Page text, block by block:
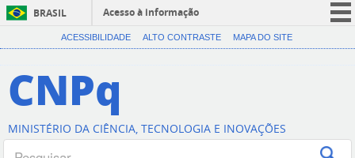
BRASIL
Acesso à informação
CORONAVÍRUS (COVID-19)
Canais
ACESSIBILIDADE ALTO CONTRASTE MAPA DO SITE
CNPq
MINISTÉRIO DA CIÊNCIA, TECNOLOGIA E INOVAÇÕES